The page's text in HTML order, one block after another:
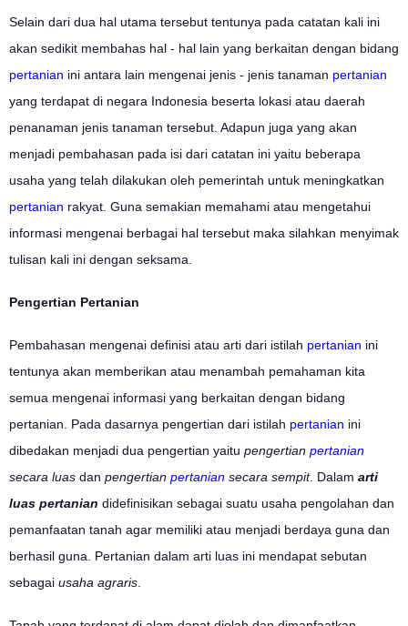
Selain dari dua hal utama tersebut tentunya pada catatan kali ini
akan sedikit membahas hal - hal lain yang berkaitan dengan bidang
pertanian ini antara lain mengenai jenis - jenis tanaman pertanian
yang terdapat di negara Indonesia beserta lokasi atau daerah
penanaman jenis tanaman tersebut. Adapun juga yang akan
menjadi pembahasan pada isi dari catatan ini yaitu beberapa
usaha yang telah dilakukan oleh pemerintah untuk meningkatkan
pertanian rakyat. Guna semakian memahami atau mengetahui
informasi mengenai berbagai hal tersebut maka silahkan menyimak
tulisan kali ini dengan seksama.
Pengertian Pertanian
Pembahasan mengenai definisi atau arti dari istilah pertanian ini
tentunya akan memberikan atau menambah pemahaman kita
semua mengenai informasi yang berkaitan dengan bidang
pertanian. Pada dasarnya pengertian dari istilah pertanian ini
dibedakan menjadi dua pengertian yaitu pengertian pertanian
secara luas dan pengertian pertanian secara sempit. Dalam arti
luas pertanian didefinisikan sebagai suatu usaha pengolahan dan
pemanfaatan tanah agar memiliki atau menjadi berdaya guna dan
berhasil guna. Pertanian dalam arti luas ini mendapat sebutan
sebagai usaha agraris